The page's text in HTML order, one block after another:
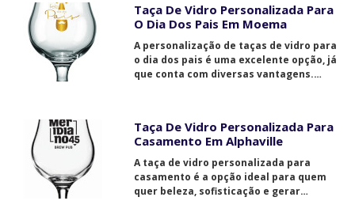
Taça De Vidro Personalizada Para
O Dia Dos Pais Em Moema
A personalização de taças de vidro para
o dia dos pais é uma excelente opção, já
que conta com diversas vantagens.
Taça De Vidro Personalizada Para
Casamento Em Alphaville
A taça de vidro personalizada para
casamento é a opção ideal para quem
quer beleza, sofisticação e gerar